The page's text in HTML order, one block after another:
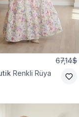
67,14$
Renkli Rüya